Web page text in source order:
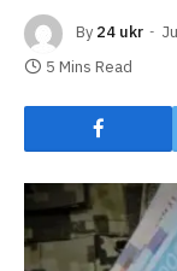
By 24 ukr
5 Mins Read